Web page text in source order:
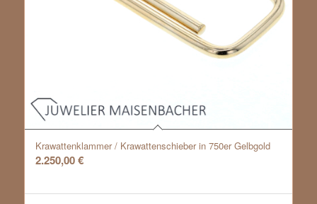
Krawattenklammer / Krawattenschieber in 750er Gelbgold
2.250,00€